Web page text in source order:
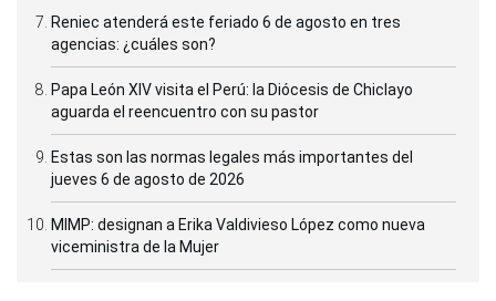
Reniec atenderá este feriado 6 de agosto en tres
agencias: ¿cuáles son?
Papa León XIV visita el Perú: la Diócesis de Chiclayo
aguarda el reencuentro con su pastor
Estas son las normas legales más importantes del
jueves 6 de agosto de 2026
MIMP: designan a Erika Valdivieso López como nueva
viceministra de la Mujer